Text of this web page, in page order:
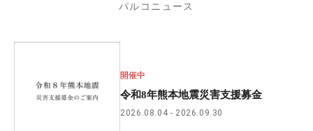
パルコニュース
開催中
令和8年熊本地震災害支援募金
2026.08.04 2026.09.30